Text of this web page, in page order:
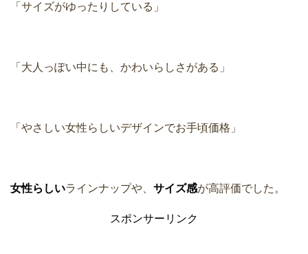
「サイズがゆったりしている」
「大人っぽい中にも、かわいらしさがある」
「やさしい女性らしいデザインでお手頃価格」
女性らしいラインナップや、 サイズ感が高評価でした。
スポンサーリンク